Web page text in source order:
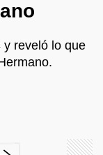
y reveló lo que